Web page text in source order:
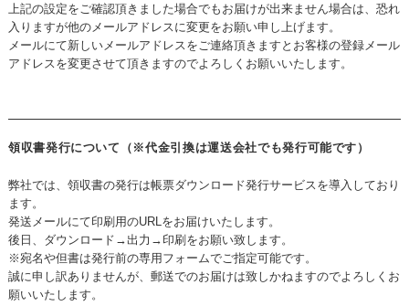
上記の設定をご確認頂きました場合でもお届けが出来ません場合は、恐れ
入りますが他のメールアドレスに変更をお願い申し上げます。
メールにて新しいメールアドレスをご連絡頂きますとお客様の登録メール
アドレスを変更させて頂きますのでよろしくお願いいたします。
領収書発行について（※代金引換は運送会社でも発行可能です）
弊社では、領収書の発行は帳票ダウンロード発行サービスを導入しており
ます。
発送メールにて印刷用のURLをお届けいたします。
後日、ダウンロード→出力→印刷をお願い致します。
※宛名や但書は発行前の専用フォームでご指定可能です。
誠に申し訳ありませんが、郵送でのお届けは致しかねますのでよろしくお
願いいたします。